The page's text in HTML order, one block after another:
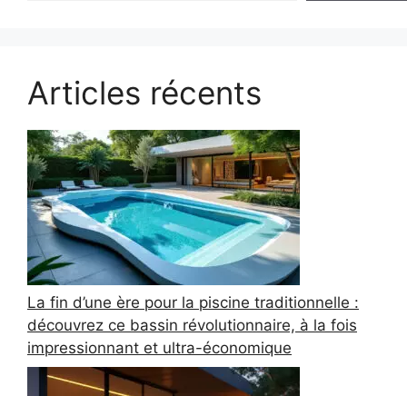
Articles récents
La fin d’une ère pour la piscine traditionnelle :
découvrez ce bassin révolutionnaire, à la fois
impressionnant et ultra-économique